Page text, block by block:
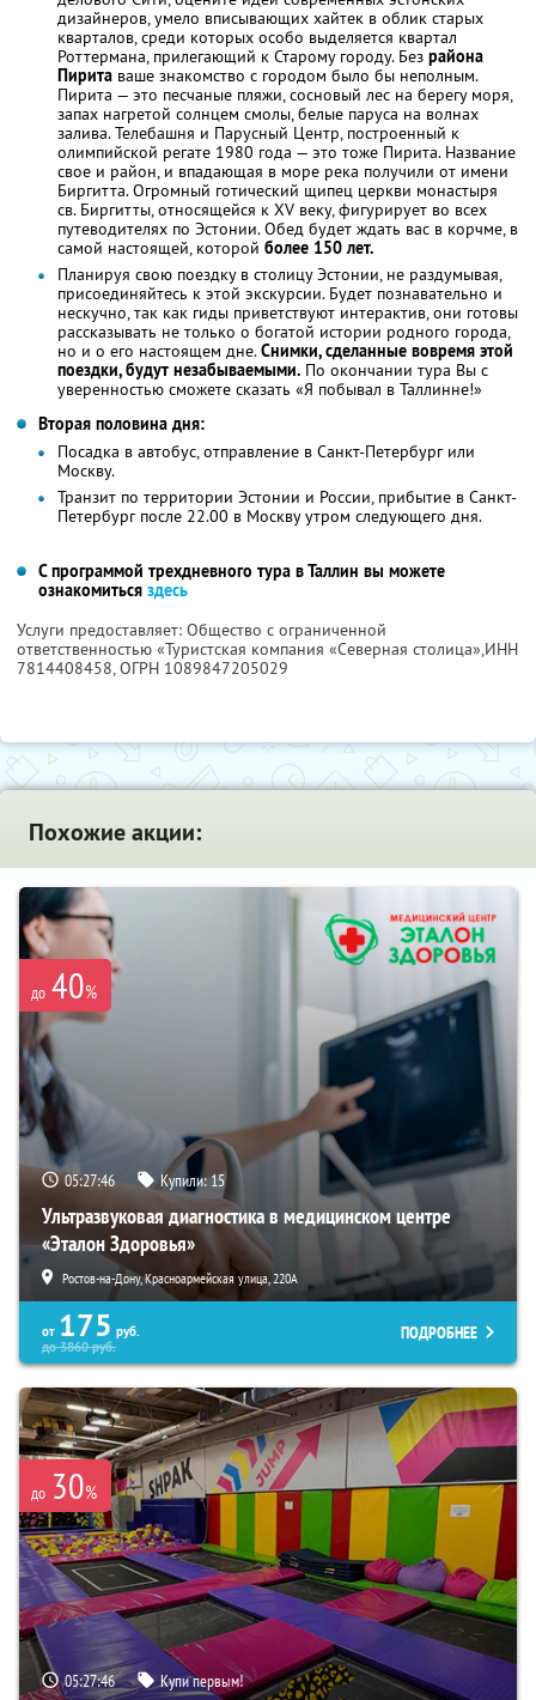
дизайнеров, умело вписывающих хайтек в облик старых
кварталов, среди которых особо выделяется квартал
Роттермана, прилегающий к Старому городу. Без района
Пирита ваше знакомство с городом было бы неполным.
Пирита — это песчаные пляжи, сосновый лес на берегу моря,
запах нагретой солнцем смолы, белые паруса на волнах
залива. Телебашня и Парусный Центр, построенный к
олимпийской регате 1980 года — это тоже Пирита. Название
свое и район, и впадающая в море река получили от имени
Биргитта. Огромный готический щипец церкви монастыря
св. Биргитты, относящейся к XV веку, фигурирует во всех
путеводителях по Эстонии. Обед будет ждать вас в корчме, в
самой настоящей, которой более 150 лет.
Планируя свою поездку в столицу Эстонии, не раздумывая,
присоединяйтесь к этой экскурсии. Будет познавательно и
нескучно, так как гиды приветствуют интерактив, они готовы
рассказывать не только о богатой истории родного города,
но и о его настоящем дне.Снимки, сделанные вовремя этой
поездки, будут незабываемыми. По окончании тура Вы с
уверенностью сможете сказать «Я побывал в Таллинне!»
Вторая половина дня:
Посадка в автобус, отправление в Санкт-Петербург или
Москву.
Транзит по территории Эстонии и России, прибытие в Санкт-
Петербург после 22.00 в Москву утром следующего дня.
С программой трехдневного тура в Таллин вы можете
ознакомиться здесь
Услуги предоставляет: Общество с ограниченной
ответственностью «Туристская компания «Северная столица»,ИНН
7814408458, ОГРН 1089847205029
Похожие акции:
до 40%
05:27:45 Купили:15
Ультразвуковая диагностика в медицинском центре
«Эталон Здоровья»
Ростов-на-Дону, Красноармейская улица, 220А
от 175 руб.
до3860руб.
ПОДРОБНЕЕ
до 30%
05:27:45 Купи первым!